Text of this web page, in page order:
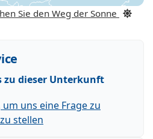
Sie den Weg der Sonne
zu dieser Unterkunft
um uns eine Frage zu
stellen